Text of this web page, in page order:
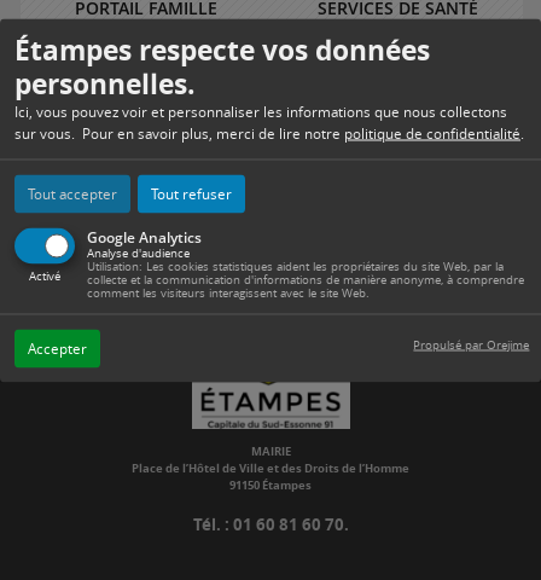
Étampes respecte vos données
personnelles.
Ici, vous pouvez voir et personnaliser les informations que nous collectons
sur vous. Pour en savoir plus, merci de lire notre politique de confidentialité
Tout accepter Tout refuser
Google Analytics
Activé
Analyse d'audience
Utilisation: Les cookies statistiques aident les propriétaires du site Web, par la
collecte et la communication d'informations de manière anonyme, à comprendre
comment les visiteurs interagissent avec le site Web.
Accepter Propulsé par Orejime
PORTAIL FAMILLE SERVICES DE SANTÉ
MENUS SCOLAIRES TRAVAUX
MAIRIE
Place de l’Hôtel de Ville et des Droits de l’Homme
91150 Étampes
Tél. : 01 60 81 60 70.